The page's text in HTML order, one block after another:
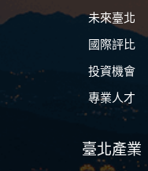
未來臺北
國際評比
投資機會
專業人才
臺北產業